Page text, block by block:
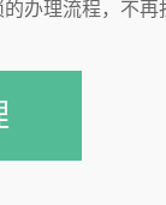
的办理流程，不